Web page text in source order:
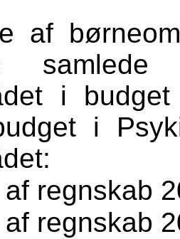
af
i
i
regnskab
regnskab